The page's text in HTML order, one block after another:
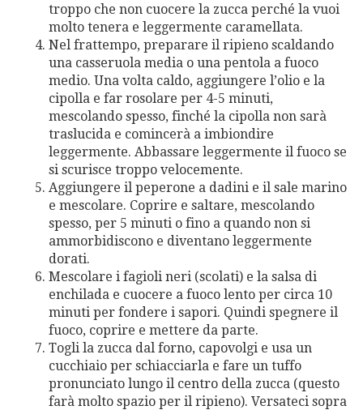
troppo che non cuocere la zucca perché la vuoi
molto tenera e leggermente caramellata.
Nel frattempo, preparare il ripieno scaldando
una casseruola media o una pentola a fuoco
medio. Una volta caldo, aggiungere l’olio e la
cipolla e far rosolare per 4-5 minuti,
mescolando spesso, finché la cipolla non sarà
traslucida e comincerà a imbiondire
leggermente. Abbassare leggermente il fuoco se
si scurisce troppo velocemente.
Aggiungere il peperone a dadini e il sale marino
e mescolare. Coprire e saltare, mescolando
spesso, per 5 minuti o fino a quando non si
ammorbidiscono e diventano leggermente
dorati.
Mescolare i fagioli neri (scolati) e la salsa di
enchilada e cuocere a fuoco lento per circa 10
minuti per fondere i sapori. Quindi spegnere il
fuoco, coprire e mettere da parte.
Togli la zucca dal forno, capovolgi e usa un
cucchiaio per schiacciarla e fare un tuffo
pronunciato lungo il centro della zucca (questo
farà molto spazio per il ripieno). Versateci sopra